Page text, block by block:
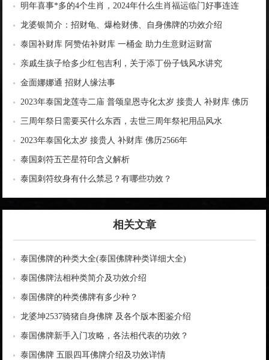
明年喜事*多的4个生肖，2024年什么生肖福运临门好事连连
龙婆银简介：招财龟、爆枪财佛、自身佛牌的功效介绍
泰国补财库 阿赞佑补财库 一桶金 助力生意财运财富
亲戚生孩子给多少红包吉利，关于添丁份子钱风水讲究
金面娜娜通 招财人缘法事
2023年泰国龙莲寺二庙 普颂皇恩寺化太岁 接贵人 补财库 佛历
2566年
三周年祭日需要买什么东西，去世三周年祭祀用品风水
2023年泰国化太岁 接贵人 补财库 佛历2566年
泰国刺符五芒星符印含义解析
泰国刺符纹身有什么禁忌？有哪些功效？
相关文章
泰国佛牌的种类大全(泰国佛牌种类详细大全)
泰国佛牌法相种类简介及功效介绍
泰国佛牌的种类佛牌有多少种？
龙婆坤2537骑猪自身佛牌 及各个版本图鉴介绍
泰国佛牌新手入门攻略，各法相代表的功效？
泰国佛牌 五眼四耳佛牌介绍及功效详情